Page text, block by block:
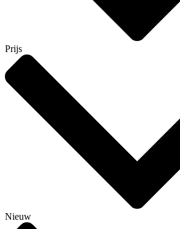
Prijs
Nieuw